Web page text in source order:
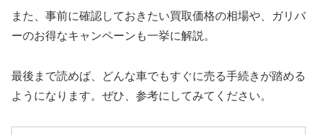
また、事前に確認しておきたい買取価格の相場や、ガリバ
ーのお得なキャンペーンも一挙に解説。
最後まで読めば、どんな車でもすぐに売る手続きが踏める
ようになります。ぜひ、参考にしてみてください。